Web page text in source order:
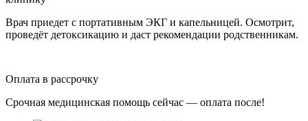
Врач приедет с портативным ЭКГ и капельницей. Осмотрит,
проведёт детоксикацию и даст рекомендации родственникам.
Оплата в рассрочку
Срочная медицинская помощь сейчас — оплата после!